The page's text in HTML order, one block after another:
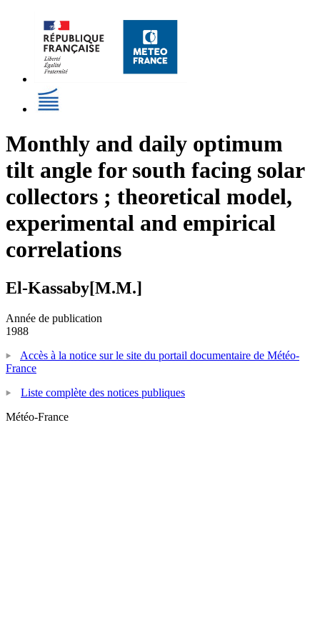
Monthly and daily optimum
tilt angle for south facing solar
collectors ; theoretical model,
experimental and empirical
correlations
El-Kassaby[M.M.]
Année de publication
1988
Accès à la notice sur le site du portail documentaire de Météo-
France
Liste complète des notices publiques
Météo-France